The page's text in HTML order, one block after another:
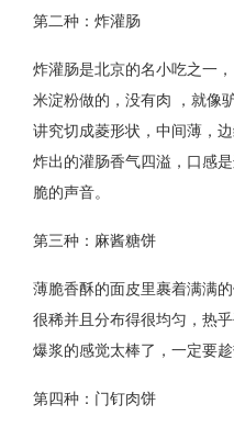
第二种：炸灌肠
炸灌肠是北京的名小吃之一
米淀粉做的，没有肉 ，就像
讲究切成菱形状，中间薄，
炸出的灌肠香气四溢，口感
脆的声音。
第三种：麻酱糖饼
薄脆香酥的面皮里裹着满满
很稀并且分布得很均匀，热
爆浆的感觉太棒了，一定要
第四种：门钉肉饼